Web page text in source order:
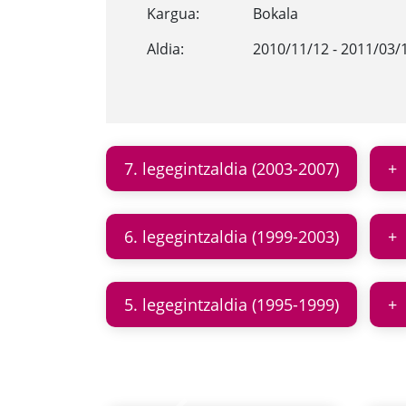
Kargua:
Bokala
Aldia:
2010/11/12 - 2011/03/
7. legegintzaldia (2003-2007)
6. legegintzaldia (1999-2003)
5. legegintzaldia (1995-1999)